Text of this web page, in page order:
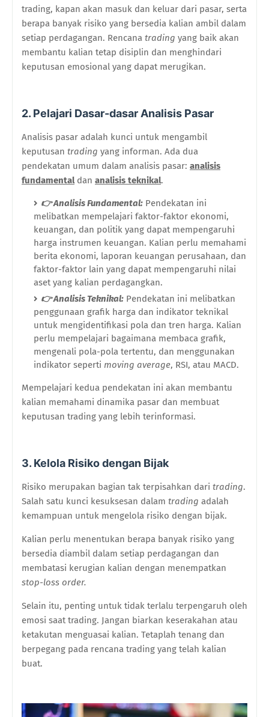
trading, kapan akan masuk dan keluar dari pasar, serta
berapa banyak risiko yang bersedia kalian ambil dalam
setiap perdagangan. Rencana trading yang baik akan
membantu kalian tetap disiplin dan menghindari
keputusan emosional yang dapat merugikan.
2. Pelajari Dasar-dasar Analisis Pasar
Analisis pasar adalah kunci untuk mengambil
keputusan trading yang informan. Ada dua
pendekatan umum dalam analisis pasar: analisis
fundamental dan analisis teknikal.
👉 Analisis Fundamental: Pendekatan ini
melibatkan mempelajari faktor-faktor ekonomi,
keuangan, dan politik yang dapat mempengaruhi
harga instrumen keuangan. Kalian perlu memahami
berita ekonomi, laporan keuangan perusahaan, dan
faktor-faktor lain yang dapat mempengaruhi nilai
aset yang kalian perdagangkan.
👉Analisis Teknikal: Pendekatan ini melibatkan
penggunaan grafik harga dan indikator teknikal
untuk mengidentifikasi pola dan tren harga. Kalian
perlu mempelajari bagaimana membaca grafik,
mengenali pola-pola tertentu, dan menggunakan
indikator seperti moving average, RSI, atau MACD.
Mempelajari kedua pendekatan ini akan membantu
kalian memahami dinamika pasar dan membuat
keputusan trading yang lebih terinformasi.
3. Kelola Risiko dengan Bijak
Risiko merupakan bagian tak terpisahkan dari trading.
Salah satu kunci kesuksesan dalam trading adalah
kemampuan untuk mengelola risiko dengan bijak.
Kalian perlu menentukan berapa banyak risiko yang
bersedia diambil dalam setiap perdagangan dan
membatasi kerugian kalian dengan menempatkan
stop-loss order.
Selain itu, penting untuk tidak terlalu terpengaruh oleh
emosi saat trading. Jangan biarkan keserakahan atau
ketakutan menguasai kalian. Tetaplah tenang dan
berpegang pada rencana trading yang telah kalian
buat.